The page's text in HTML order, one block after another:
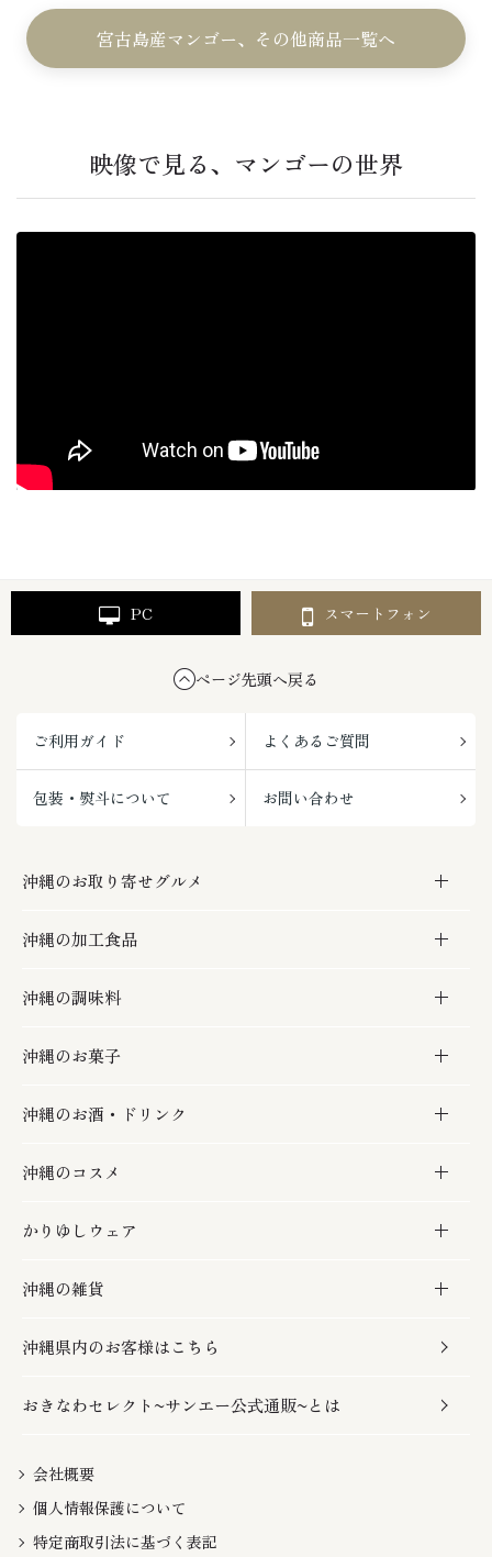
宮古島産マンゴー、その他商品一覧へ
映像で見る、マンゴーの世界
PC スマートフォン
ページ先頭へ戻る
ご利用ガイド よくあるご質問
包装・熨斗について お問い合わせ
沖縄のお取り寄せグルメ
お取り寄せグルメ
フルーツ・野菜
お肉
海産物
沖縄の加工食品
加工食品
缶詰／パウチ
沖縄料理
沖縄そば／乾麺
レトルト食品
乾物／粉類
沖縄の調味料
調味料
砂糖／黒砂糖
塩
お酢／ドレッシング
しょうゆ
みそ
だし／スパイス／島唐辛子
沖縄のお菓子
お菓子
黒糖
ちんすこう
伝統菓子
スナック
おつまみ
紅芋
沖縄限定商品（ご当地）
沖縄のお酒・ドリンク
お酒・ドリンク
泡盛
ビール・チューハイ
ワイン・ウィスキー・カクテル
ドリンク
茶葉
沖縄のコスメ
コスメ
スキンケア
ボディケア
ヘアケア
UVケア
限定品
かりゆしウェア
かりゆしウェア
メンズ
レディース
沖縄の雑貨
雑貨
沖縄ファッション
伝統工芸品
箸・線香・ウチカビ
沖縄県内のお客様はこちら
おきなわセレクト~サンエー公式通販~とは
会社概要
個人情報保護について
特定商取引法に基づく表記